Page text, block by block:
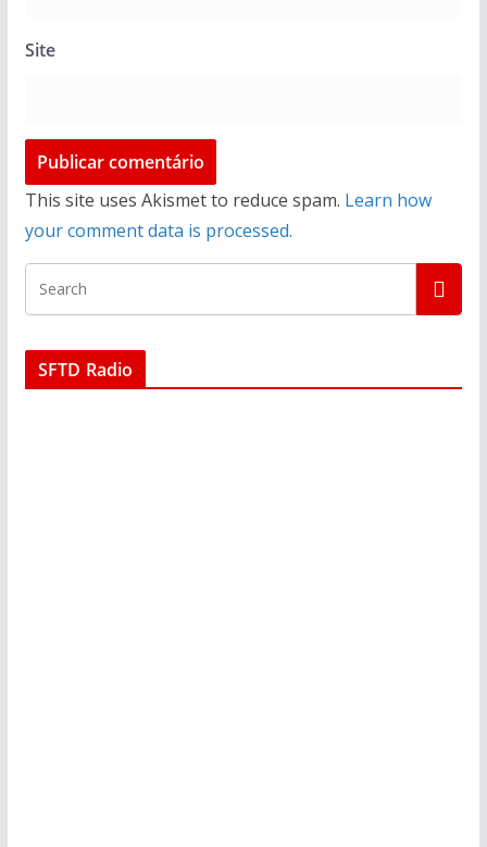
Site
This site uses Akismet to reduce spam. Learn how
your comment data is processed.
SFTD Radio